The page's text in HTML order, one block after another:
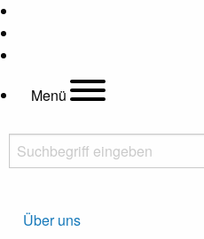
Hauptregion der Seite anspringen
Menü
Suchbegriff eingeben
Über uns